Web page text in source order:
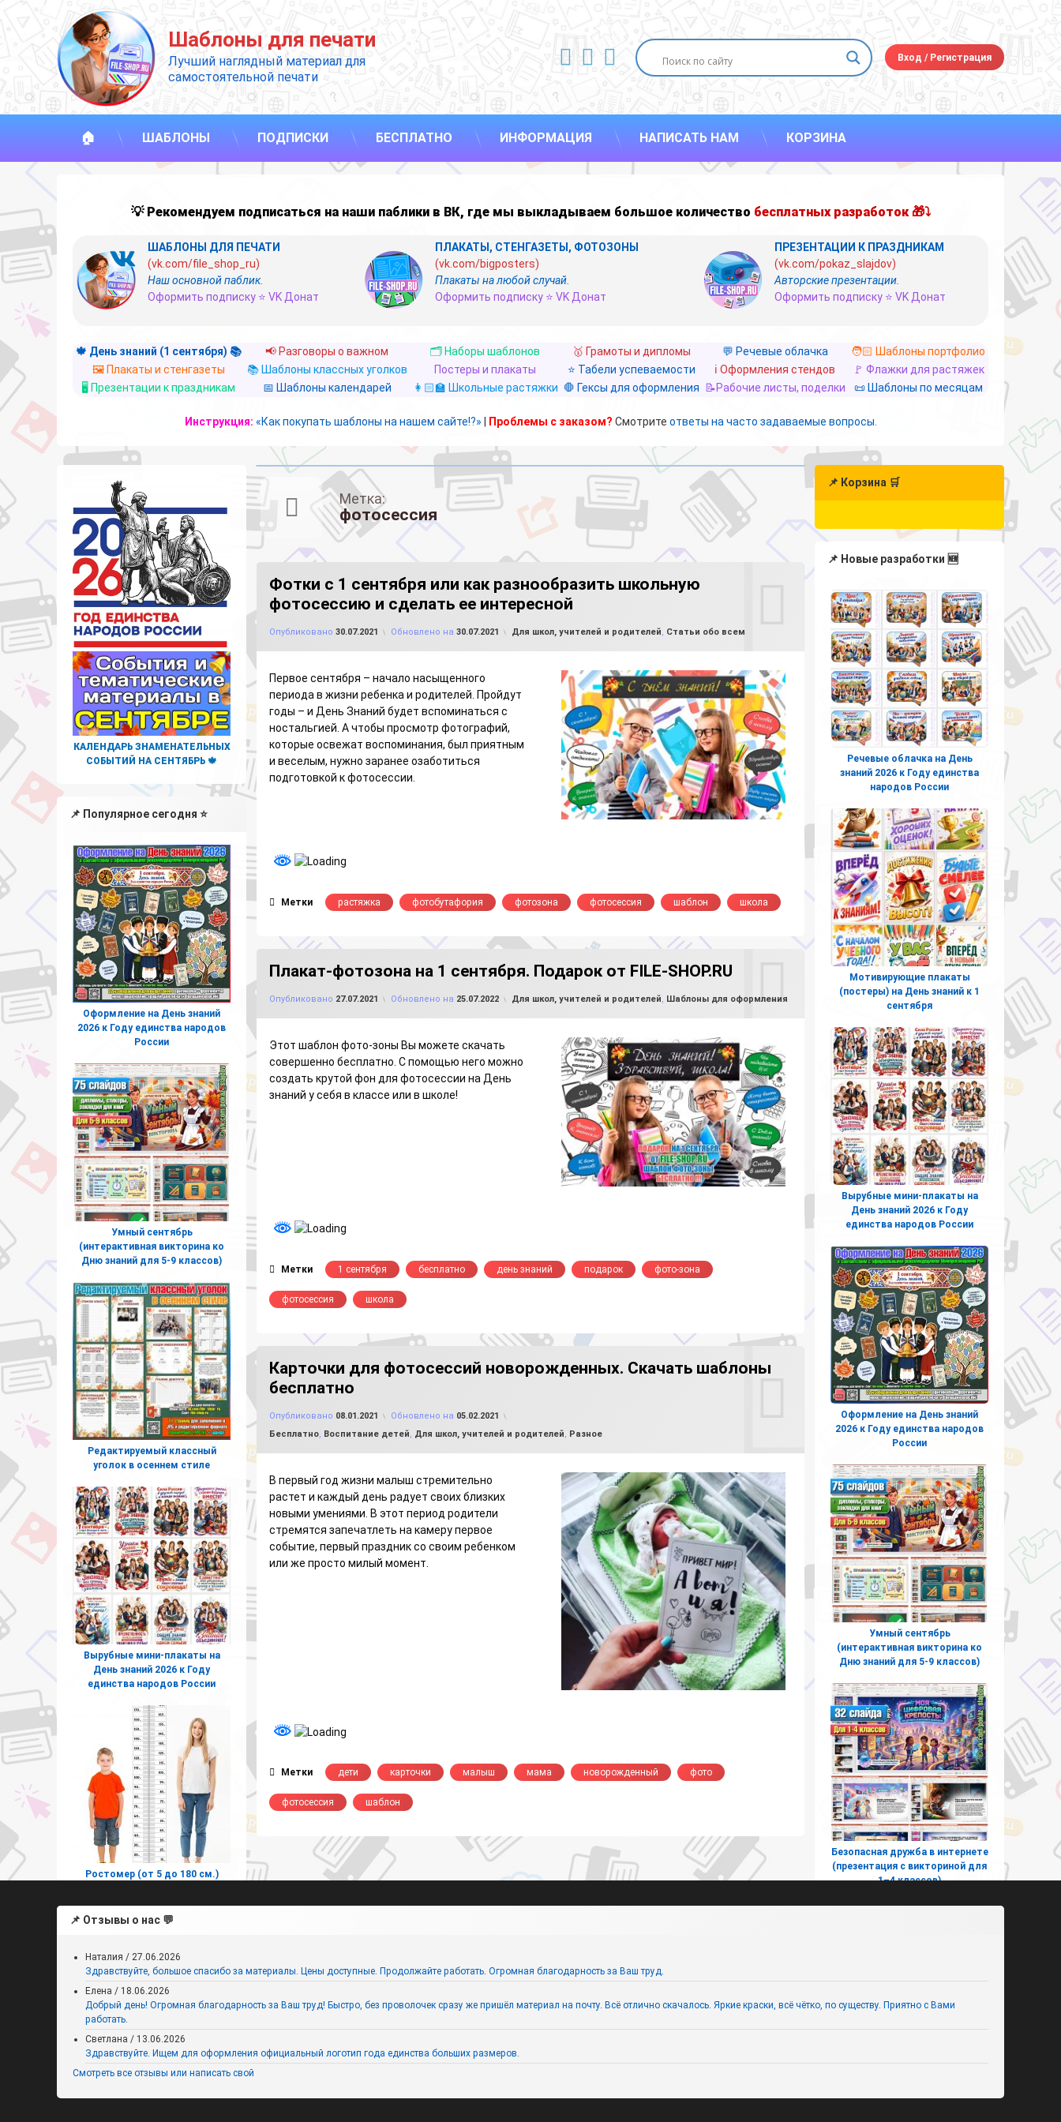
Перейти
к
содержимому
Шаблоны для печати
Лучший наглядный материал для
самостоятельной печати
ВКонтакте
YouTube
E-mail Вход /Регистрация
🏠 ШАБЛОНЫ ПОДПИСКИ БЕСПЛАТНО ИНФОРМАЦИЯ НАПИСАТЬ НАМ КОРЗИНА
💡 Рекомендуем подписаться на наши паблики в ВК, где мы выкладываем большое количество бесплатных разработок 🎁⤵
ШАБЛОНЫ ДЛЯ ПЕЧАТИ
(vk.com/file_shop_ru)
Наш основной паблик.
Оформить подписку ⭐ VK Донат
ПЛАКАТЫ, СТЕНГАЗЕТЫ, ФОТОЗОНЫ
(vk.com/bigposters)
Плакаты на любой случай.
Оформить подписку ⭐ VK Донат
ПРЕЗЕНТАЦИИ К ПРАЗДНИКАМ
(vk.com/pokaz_slajdov)
Авторские презентации.
Оформить подписку ⭐ VK Донат
🍁 День знаний (1 сентября) 📚 📢 Разговоры о важном 🗂️ Наборы шаблонов 🥇 Грамоты и дипломы 💬 Речевые облачка
🧑🏻 Шаблоны портфолио
🖼️ Плакаты и стенгазеты
📚 Шаблоны классных уголков Постеры и плакаты ⭐ Табели успеваемости ℹ️ Оформления стендов
🚩 Флажки для растяжек
🖥️ Презентации к праздникам
📅 Шаблоны календарей 👩🏻‍🏫 Школьные растяжки 🛑 Гексы для оформления 📝Рабочие листы, поделки 📜 Шаблоны по месяцам
Инструкция: «Как покупать шаблоны на нашем сайте!?» Проблемы с заказом? Смотрите ответы на часто задаваемые вопросы.
Метка:
фотосессия
Фотки с 1 сентября или как разнообразить школьную
фотосессию и сделать ее интересной
Опубликовано 30.07.2021 Обновлено на 30.07.2021 Рубрики:
Для школ, учителей и родителей, Статьи обо всем
Первое сентября – начало насыщенного
периода в жизни ребенка и родителей. Пройдут
годы – и День Знаний будет вспоминаться с
ностальгией. А чтобы просмотр фотографий,
которые освежат воспоминания, был приятным
и веселым, нужно заранее озаботиться
подготовкой к фотосессии.
Метки растяжка фотобутафория фотозона фотосессия шаблон школа
Плакат-фотозона на 1 сентября. Подарок от FILE-SHOP.RU
Опубликовано 27.07.2021 Обновлено на 25.07.2022 Рубрики:
Для школ, учителей и родителей, Шаблоны для оформления
Этот шаблон фото-зоны Вы можете скачать
совершенно бесплатно. С помощью него можно
создать крутой фон для фотосессии на День
знаний у себя в классе или в школе!
Метки 1 сентября бесплатно день знаний подарок фото-зона
фотосессия школа
Карточки для фотосессий новорожденных. Скачать шаблоны
бесплатно
Опубликовано 08.01.2021 Обновлено на 05.02.2021
Рубрики:
Бесплатно, Воспитание детей, Для школ, учителей и родителей, Разное
В первый год жизни малыш стремительно
растет и каждый день радует своих близких
новыми умениями. В этот период родители
стремятся запечатлеть на камеру первое
событие, первый праздник со своим ребенком
или же просто милый момент.
Метки дети карточки малыш мама новорожденный фото
фотосессия шаблон
КАЛЕНДАРЬ ЗНАМЕНАТЕЛЬНЫХ
СОБЫТИЙ НА СЕНТЯБРЬ 🍁
📌 Популярное сегодня ⭐
Оформление на День знаний
2026 к Году единства народов
России
Умный сентябрь
(интерактивная викторина ко
Дню знаний для 5-9 классов)
Редактируемый классный
уголок в осеннем стиле
Вырубные мини-плакаты на
День знаний 2026 к Году
единства народов России
Ростомер (от 5 до 180 см.)
«Ключ к знаниям» для печати на
📌 Корзина 🛒
📌 Новые разработки 🆕
Речевые облачка на День
знаний 2026 к Году единства
народов России
Мотивирующие плакаты
(постеры) на День знаний к 1
сентября
Вырубные мини-плакаты на
День знаний 2026 к Году
единства народов России
Оформление на День знаний
2026 к Году единства народов
России
Умный сентябрь
(интерактивная викторина ко
Дню знаний для 5-9 классов)
Безопасная дружба в интернете
(презентация с викториной для
1–4 классов)
игра к 1 сентября для
📌 Отзывы о нас 💬
Наталия / 27.06.2026
Здравствуйте, большое спасибо за материалы. Цены доступные. Продолжайте работать. Огромная благодарность за Ваш труд.
Елена / 18.06.2026
Добрый день! Огромная благодарность за Ваш труд! Быстро, без проволочек сразу же пришёл материал на почту. Всё отлично скачалось. Яркие краски, всё чётко, по существу. Приятно с Вами
работать.
Светлана / 13.06.2026
Здравствуйте. Ищем для оформления официальный логотип года единства больших размеров.
Смотреть все отзывы или написать свой